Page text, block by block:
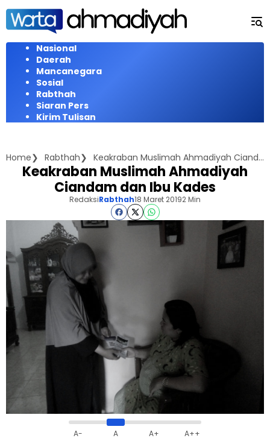
Langsung
konten
Nasional
Daerah
Mancanegara
Sosial
Rabthah
Siaran Pers
Kirim Tulisan
Home Rabthah Keakraban Muslimah Ahmadiyah Ciandam dan Ibu Kades
Keakraban Muslimah Ahmadiyah
Ciandam dan Ibu Kades
RedaksiRabthah18 Maret 20192 Min
A- A A+ A++